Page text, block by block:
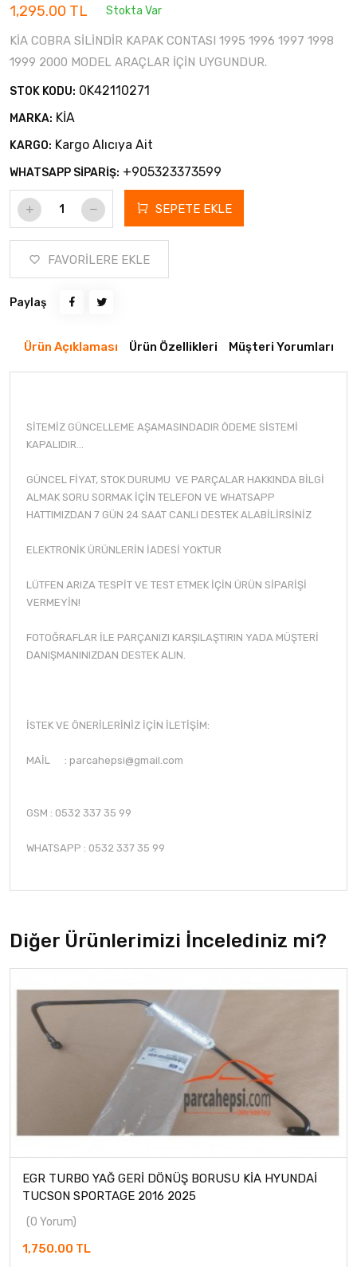
1,295.00 TL Stokta Var
KİA COBRA SİLİNDİR KAPAK CONTASI 1995 1996 1997 1998
1999 2000 MODEL ARAÇLAR İÇİN UYGUNDUR.
STOK KODU: 0K42110271
MARKA: KİA
KARGO: Kargo Alıcıya Ait
WHATSAPP SİPARİŞ: +905323373599
SEPETE EKLE
FAVORİLERE EKLE
Paylaş
Ürün Açıklaması Ürün Özellikleri Müşteri Yorumları
SİTEMİZ GÜNCELLEME AŞAMASINDADIR ÖDEME SİSTEMİ
KAPALIDIR...
GÜNCEL FİYAT, STOK DURUMU VE PARÇALAR HAKKINDA BİLGİ
ALMAK SORU SORMAK İÇİN TELEFON VE WHATSAPP
HATTIMIZDAN 7 GÜN 24 SAAT CANLI DESTEK ALABİLİRSİNİZ
ELEKTRONİK ÜRÜNLERİN İADESİ YOKTUR
LÜTFEN ARIZA TESPİT VE TEST ETMEK İÇİN ÜRÜN SİPARİŞİ
VERMEYİN!
FOTOĞRAFLAR İLE PARÇANIZI KARŞILAŞTIRIN YADA MÜŞTERİ
DANIŞMANINIZDAN DESTEK ALIN.
İSTEK VE ÖNERİLERİNİZ İÇİN İLETİŞİM:
MAİL : parcahepsi@gmail.com
GSM : 0532 337 35 99
WHATSAPP : 0532 337 35 99
Diğer Ürünlerimizi İncelediniz mi?
EGR TURBO YAĞ GERİ DÖNÜŞ BORUSU KİA HYUNDAİ
TUCSON SPORTAGE 2016 2025
(0 Yorum)
1,750.00 TL